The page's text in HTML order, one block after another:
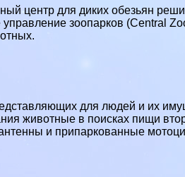
центр для диких обезьян
зоопарков (Central
для людей и их
животные в поисках пищи
и припаркованные